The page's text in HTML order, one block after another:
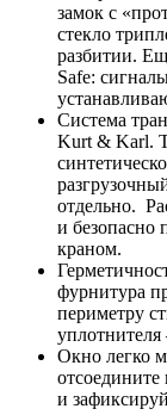
замок с
стекло
разбитии.
Safe:
Система
Kurt & Karl.
отдельно.
и безопасно
краном.
фурнитура
периметру
Окно легко
и